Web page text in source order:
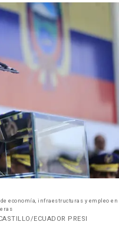
economía, infraestructuras y empleo en
ECUADOR PRESI